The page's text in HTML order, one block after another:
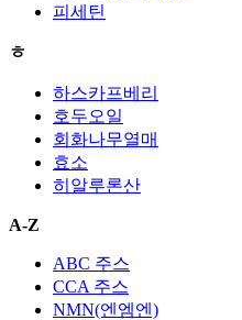
피세틴
ㅎ
하스카프베리
호두오일
회화나무열매
효소
히알루론산
A-Z
ABC 주스
CCA 주스
NMN(엔엠엔)